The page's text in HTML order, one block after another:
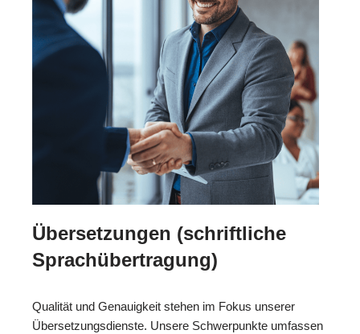
Übersetzungen (schriftliche
Sprachübertragung)
Qualität und Genauigkeit stehen im Fokus unserer
Übersetzungsdienste. Unsere Schwerpunkte umfassen